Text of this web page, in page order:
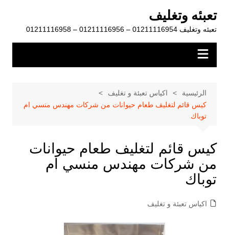
المحتوى
تعبئه وتغليف
تعبئه وتغليف 01211116954 – 01211116956 – 01211116958
الرئيسية
اكياس تعبئة و تغليف
كيس قائم لتغليف طعام حيوانات من شركات مهندس منسي ام
توباك
كيس قائم لتغليف طعام حيوانات
من شركات مهندس منسي ام
توباك
اكياس تعبئة و تغليف